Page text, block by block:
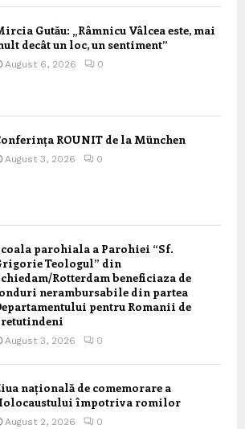
Gutău: „Râmnicu Vâlcea este, mai
decât un loc, un sentiment”
August 6, 2026 0
ROUNIT de la München
August 3, 2026 0
parohiala a Parohiei “Sf.
Teologul” din
Rotterdam beneficiaza de
nerambursabile din partea
pentru Romanii de
August 3, 2026 0
națională de comemorare a
împotriva romilor
August 2, 2026 0